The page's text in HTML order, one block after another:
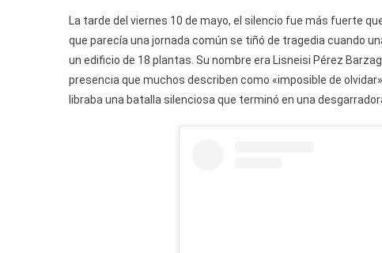
La tarde del viernes 10 de mayo, el silencio fue más fuerte
que parecía una jornada común se tiñó de tragedia cuando
un edificio de 18 plantas. Su nombre era Lisneisi Pérez
presencia que muchos describen como «imposible de
libraba una batalla silenciosa que terminó en una